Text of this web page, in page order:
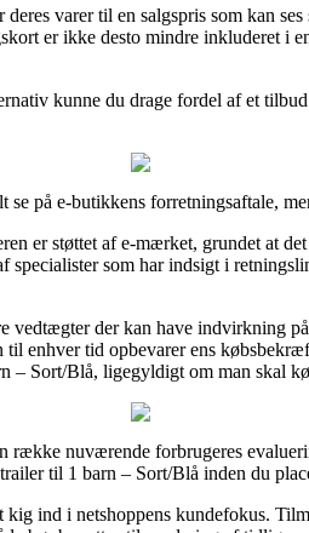
varer til en salgspris som kan
er ikke desto mindre inkluderet i
kunne du drage fordel af et
på e-butikkens forretningsaftale,
er støttet af e-mærket, grundet at
specialister som har indsigt i
der kan have indvirkning
enhver tid opbevarer ens
Sort/Blå, ligegyldigt om man skal
række nuværende forbrugeres
til 1 barn – Sort/Blå inden du
ind i netshoppens kundefokus.